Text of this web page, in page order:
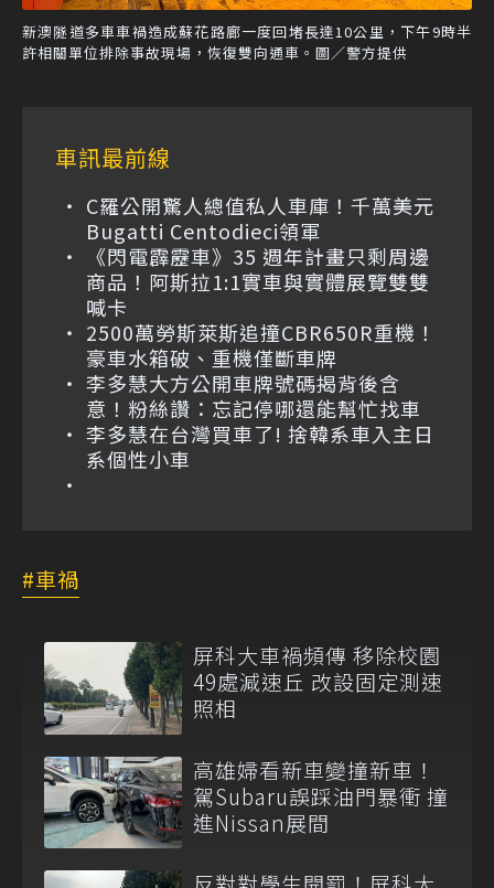
新澳隧道多車車禍造成蘇花路廊一度回堵長達10公里，下午9時半
許相關單位排除事故現場，恢復雙向通車。圖／警方提供
車訊最前線
C羅公開驚人總值私人車庫！千萬美元
Bugatti Centodieci領軍
《閃電霹靂車》35 週年計畫只剩周邊
商品！阿斯拉1:1實車與實體展覽雙雙
喊卡
2500萬勞斯萊斯追撞CBR650R重機！
豪車水箱破、重機僅斷車牌
李多慧大方公開車牌號碼揭背後含
意！粉絲讚：忘記停哪還能幫忙找車
李多慧在台灣買車了! 捨韓系車入主日
系個性小車
車禍
屏科大車禍頻傳 移除校園
49處減速丘 改設固定測速
照相
高雄婦看新車變撞新車！
駕Subaru誤踩油門暴衝 撞
進Nissan展間